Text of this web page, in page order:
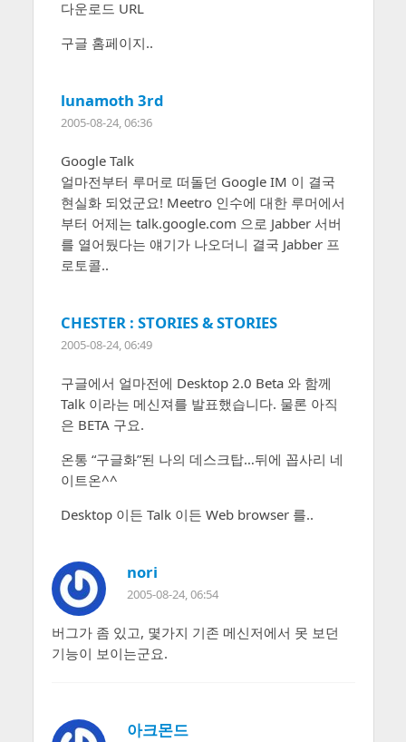
다운로드 URL
구글 홈페이지..
lunamoth 3rd
2005-08-24, 06:36
Google Talk
얼마전부터 루머로 떠돌던 Google IM 이 결국
현실화 되었군요! Meetro 인수에 대한 루머에서
부터 어제는 talk.google.com 으로 Jabber 서버
를 열어뒀다는 얘기가 나오더니 결국 Jabber 프
로토콜..
CHESTER : STORIES & STORIES
2005-08-24, 06:49
구글에서 얼마전에 Desktop 2.0 Beta 와 함께
Talk 이라는 메신져를 발표했습니다. 물론 아직
은 BETA 구요.
온통 “구글화”된 나의 데스크탑…뒤에 꼽사리 네
이트온^^
Desktop 이든 Talk 이든 Web browser 를..
nori
2005-08-24, 06:54
버그가 좀 있고, 몇가지 기존 메신저에서 못 보던
기능이 보이는군요.
아크몬드